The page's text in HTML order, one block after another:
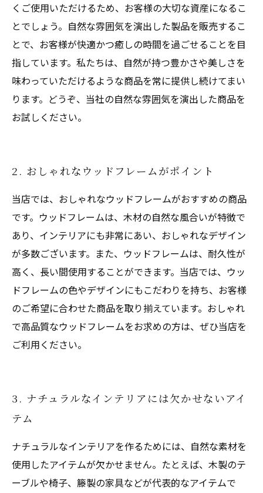
くご使用いただけるため、お客様の大切な資産になるこ
とでしょう。自然な雰囲気を演出した製品を販売するこ
とで、お客様が快適かつ癒しの時間を過ごせることを目
指しています。私たちは、自然が持つ豊かさや美しさを
味わっていただけるような商品を常に提供し続けてまい
ります。どうぞ、当社の自然な雰囲気を演出した商品を
お試しください。
2. おしゃれなウッドフレームがポイント
当店では、おしゃれなウッドフレームがおすすめの商品
です。ウッドフレームは、木材の自然な風合いが特徴で
あり、インテリアにも非常にあい、おしゃれなデザイン
が多数ございます。また、ウッドフレームは、耐久性が
高く、長い間使用することができます。当店では、ウッ
ドフレームの色やデザインにもこだわりを持ち、お客様
のご希望に合わせた商品を取り揃えています。おしゃれ
で高品質なウッドフレームをお求めの方は、ぜひ当店を
ご利用ください。
3. ナチュラルなインテリアには欠かせないアイ
テム
ナチュラルなインテリアを作るためには、自然な素材を
使用したアイテムが欠かせません。たとえば、木製のテ
ーブルや椅子、籐製の家具などが代表的なアイテムで